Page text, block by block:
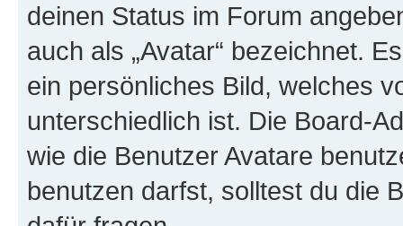
deinen Status im Forum
auch als „Avatar“ bezeichnet.
ein persönliches Bild, welches
unterschiedlich ist. Die Board-
wie die Benutzer Avatare
benutzen darfst, solltest du die